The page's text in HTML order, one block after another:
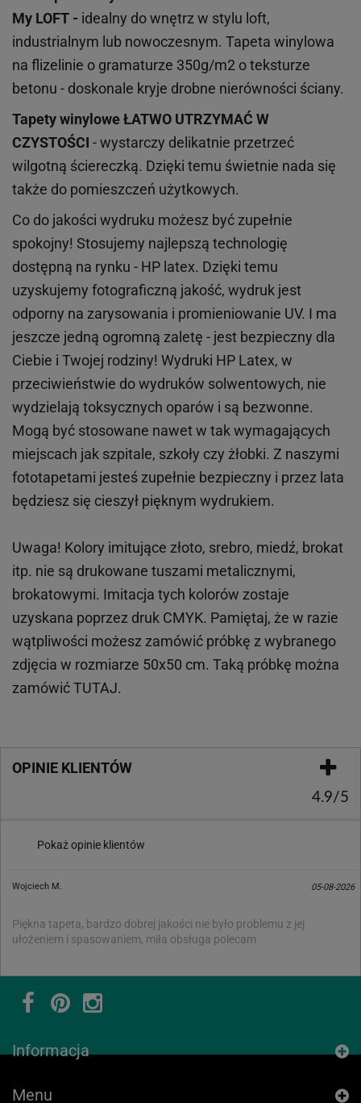
My LOFT - idealny do wnętrz w stylu loft,
industrialnym lub nowoczesnym. Tapeta winylowa
na flizelinie o gramaturze 350g/m2 o teksturze
betonu - doskonale kryje drobne nierówności ściany.
Tapety winyloweŁATWO UTRZYMAĆ W
CZYSTOŚCI - wystarczy delikatnie przetrzeć
wilgotną ściereczką. Dzięki temu świetnie nada się
także do pomieszczeń użytkowych.
Co do jakości wydruku możesz być zupełnie
spokojny! Stosujemy najlepszą technologię
dostępną na rynku - HP latex. Dzięki temu
uzyskujemy fotograficzną jakość, wydruk jest
odporny na zarysowania i promieniowanie UV. I ma
jeszcze jedną ogromną zaletę - jest bezpieczny dla
Ciebie i Twojej rodziny! Wydruki HP Latex, w
przeciwieństwie do wydruków solwentowych, nie
wydzielają toksycznych oparów i są bezwonne.
Mogą być stosowane nawet w tak wymagających
miejscach jak szpitale, szkoły czy żłobki. Z naszymi
fototapetami jesteś zupełnie bezpieczny i przez lata
będziesz się cieszył pięknym wydrukiem.
Uwaga! Kolory imitujące złoto, srebro, miedź, brokat
itp. nie są drukowane tuszami metalicznymi,
brokatowymi. Imitacja tych kolorów zostaje
uzyskana poprzez druk CMYK. Pamiętaj, że w razie
wątpliwości możesz zamówić próbkę z wybranego
zdjęcia w rozmiarze 50x50 cm. Taką próbkę można
zamówićTUTAJ.
OPINIE KLIENTÓW
4.9/5
Pokaż opinie klientów
Wojciech M. 05-08-2026
Piękna tapeta, bardzo dobrej jakości nie było problemu z jej
ułożeniem i spasowaniem, miła obsługa polecam
Informacja
Menu